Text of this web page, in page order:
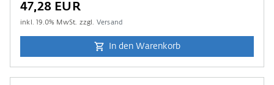
47,28 EUR
inkl.19.0% MwSt. zzgl. Versand
In den Warenkorb